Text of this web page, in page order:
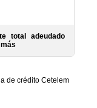
total adeudado
de crédito Cetelem